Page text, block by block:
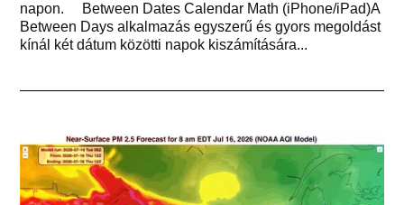
napon. Between Dates Calendar Math (iPhone/iPad)A
Between Days alkalmazás egyszerű és gyors megoldást
kínál két dátum közötti napok kiszámítására...